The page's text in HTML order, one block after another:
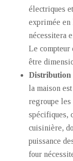
électriques
exprimée en
nécessitera
Le compteur
être
Distribution
la maison
regroupe
spécifiques,
cuisinière,
puissance
four